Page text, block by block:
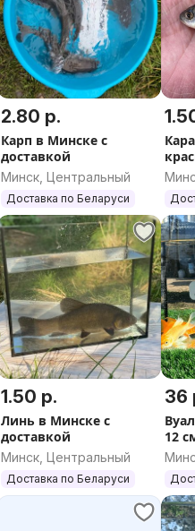
2.80 р.
Карп в Минске с
доставкой
Минск, Центральный
Доставка по Беларуси
1.50 р.
Линь в Минске с
доставкой
Минск, Центральный
Доставка по Беларуси
36
12